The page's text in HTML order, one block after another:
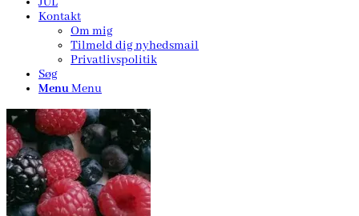
Kontakt
Om mig
Tilmeld dig nyhedsmail
Privatlivspolitik
Søg
MenuMenu